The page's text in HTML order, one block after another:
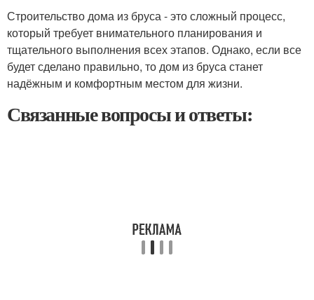
Строительство дома из бруса - это сложный процесс,
который требует внимательного планирования и
тщательного выполнения всех этапов. Однако, если все
будет сделано правильно, то дом из бруса станет
надёжным и комфортным местом для жизни.
Связанные вопросы и ответы: